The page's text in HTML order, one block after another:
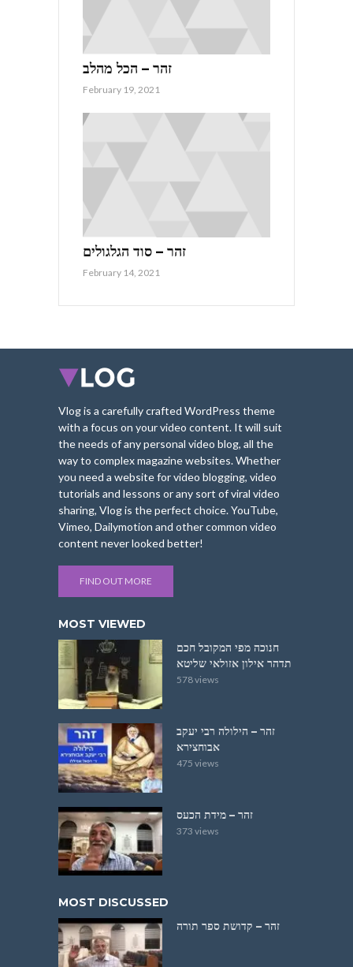
זהר – הכל מהלב
February 19, 2021
זהר – סוד הגלגולים
February 14, 2021
Vlog is a carefully crafted WordPress theme
with a focus on your video content. It will suit
the needs of any personal video blog, all the
way to complex magazine websites. Whether
you need a website for video blogging, video
tutorials and lessons or any sort of viral video
sharing, Vlog is the perfect choice. YouTube,
Vimeo, Dailymotion and other common video
content never looked better!
FIND OUT MORE
MOST VIEWED
חנוכה מפי המקובל חכם
תדהר אילון אזולאי שליטא
578 views
זהר – הילולה רבי יעקב
אבוחצירא
475 views
זהר – מידת הכעס
373 views
MOST DISCUSSED
זהר – קדושת ספר תורה